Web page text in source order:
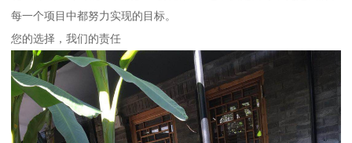
每一个项目中都努力实现的目标。
您的选择，我们的责任